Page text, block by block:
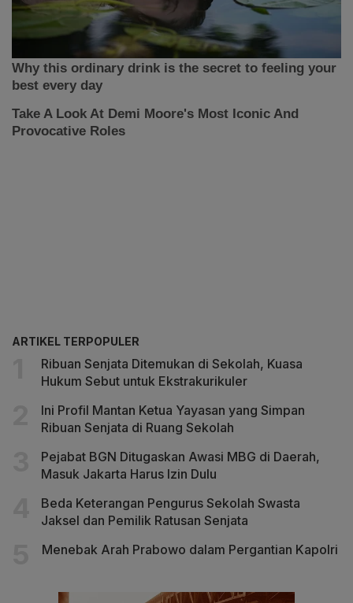
ARTIKEL TERPOPULER
Ribuan Senjata Ditemukan di Sekolah, Kuasa
Hukum Sebut untuk Ekstrakurikuler
Ini Profil Mantan Ketua Yayasan yang Simpan
Ribuan Senjata di Ruang Sekolah
Pejabat BGN Ditugaskan Awasi MBG di Daerah,
Masuk Jakarta Harus Izin Dulu
Beda Keterangan Pengurus Sekolah Swasta
Jaksel dan Pemilik Ratusan Senjata
Menebak Arah Prabowo dalam Pergantian Kapolri